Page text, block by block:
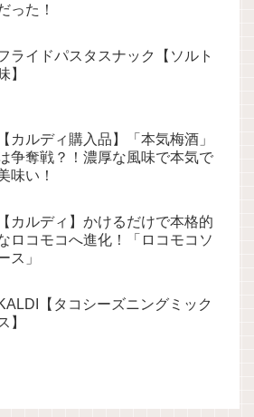
った！
ライドパスタスナック【ソルト
】
【カルディ購入品】「本気梅酒」
争奪戦？！濃厚な風味で本気で
味い！
【カルディ】かけるだけで本格的
ロコモコへ進化！「ロコモコソ
ス」
【タコシーズニングミック
】